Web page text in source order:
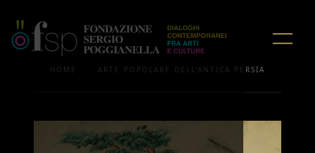
HOME ARTE POPOLARE DELL'ANTICA PERSIA